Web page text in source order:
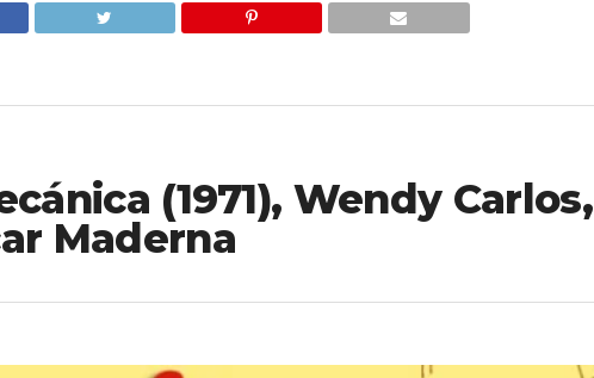
(1971), Wendy Carlos,
Maderna